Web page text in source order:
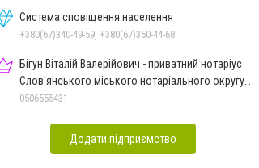
Система сповіщення населення
+380(67)340-49-59, +380(67)350-44-68
Бігун Віталій Валерійович - приватний нотаріус
Слов'янського міського нотаріального округу
Дон.обл.
0506555431
Додати підприємство